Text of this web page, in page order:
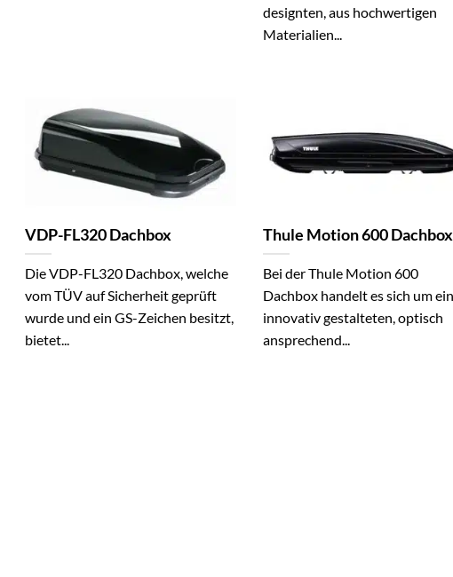
designten, aus hochwertigen
Materialien...
VDP-FL320 Dachbox
Die VDP-FL320 Dachbox, welche
vom TÜV auf Sicherheit geprüft
wurde und ein GS-Zeichen besitzt,
bietet...
Thule Motion 600 Dachbox
Bei der Thule Motion 600
Dachbox handelt es sich um
innovativ gestalteten, optisch
ansprechend...